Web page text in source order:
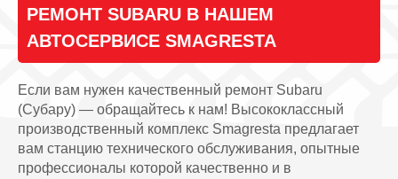
РЕМОНТ SUBARU В НАШЕМ
АВТОСЕРВИСЕ SMAGRESTA
Если вам нужен качественный ремонт Subaru
(Субару) — обращайтесь к нам! Высококлассный
производственный комплекс Smagresta предлагает
вам станцию технического обслуживания, опытные
профессионалы которой качественно и в